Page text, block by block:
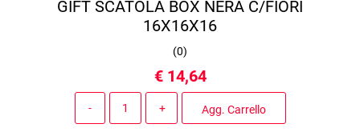
GIFT SCATOLA BOX NERA C/FIORI
16X16X16
(0)
€ 14,64
Agg. Carrello